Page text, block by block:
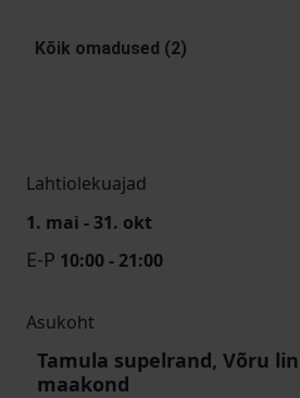
Kõik omadused (2)
Lahtiolekuajad
1. mai - 31. okt
E-P 10:00 - 21:00
Asukoht
Tamula supelrand, Võru
maakond